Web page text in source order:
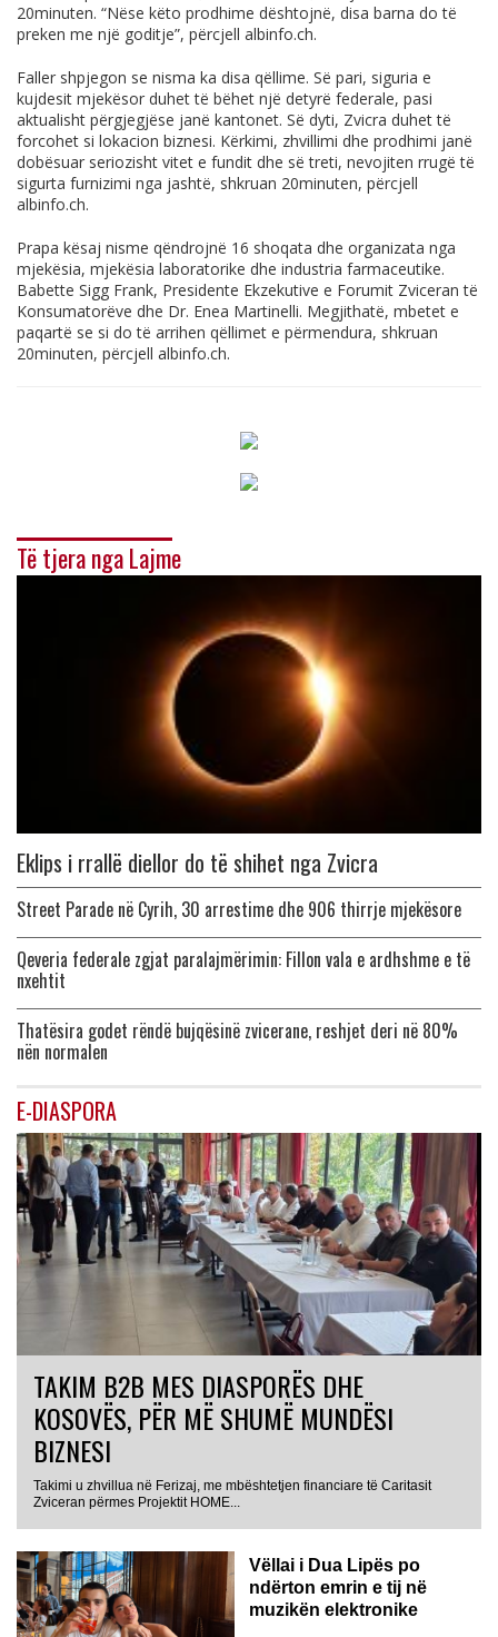
20minuten. “Nëse këto prodhime dështojnë, disa barna do të
preken me një goditje”, përcjell albinfo.ch.
Faller shpjegon se nisma ka disa qëllime. Së pari, siguria e
kujdesit mjekësor duhet të bëhet një detyrë federale, pasi
aktualisht përgjegjëse janë kantonet. Së dyti, Zvicra duhet të
forcohet si lokacion biznesi. Kërkimi, zhvillimi dhe prodhimi janë
dobësuar seriozisht vitet e fundit dhe së treti, nevojiten rrugë të
sigurta furnizimi nga jashtë, shkruan 20minuten, përcjell
albinfo.ch.
Prapa kësaj nisme qëndrojnë 16 shoqata dhe organizata nga
mjekësia, mjekësia laboratorike dhe industria farmaceutike.
Babette Sigg Frank, Presidente Ekzekutive e Forumit Zviceran të
Konsumatorëve dhe Dr. Enea Martinelli. Megjithatë, mbetet e
paqartë se si do të arrihen qëllimet e përmendura, shkruan
20minuten, përcjell albinfo.ch.
Të tjera nga Lajme
Eklips i rrallë diellor do të shihet nga Zvicra
Street Parade në Cyrih, 30 arrestime dhe 906 thirrje mjekësore
Qeveria federale zgjat paralajmërimin: Fillon vala e ardhshme e të
nxehtit
Thatësira godet rëndë bujqësinë zvicerane, reshjet deri në 80%
nën normalen
E-DIASPORA
TAKIM B2B MES DIASPORËS DHE
KOSOVËS, PËR MË SHUMË MUNDËSI
BIZNESI
Takimi u zhvillua në Ferizaj, me mbështetjen financiare të Caritasit
Zviceran përmes Projektit HOME...
Vëllai i Dua Lipës po
ndërton emrin e tij në
muzikën elektronike